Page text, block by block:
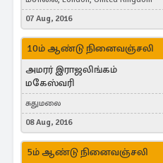
07 Aug, 2016
10ம் ஆண்டு நினைவஞ்சலி
அமரர் இராஜலிங்கம்
மகேஸ்வரி
சுதுமலை
08 Aug, 2016
5ம் ஆண்டு நினைவஞ்சலி